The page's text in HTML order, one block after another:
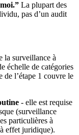
La plupart des
pas d’un audit
la surveillance à
échelle de catégories
l’étape 1 couvre le
- elle est requise
(surveillance
particulières à
effet juridique).